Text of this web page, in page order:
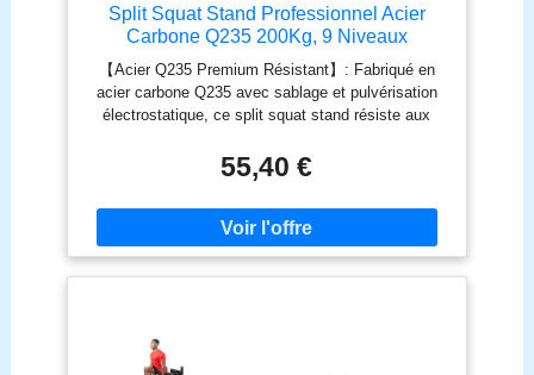
Split Squat Stand Professionnel Acier
Carbone Q235 200Kg, 9 Niveaux
Réglables Musculation Jambes Fentes
Bulgares, Salle Sport Maison Fitness
Extérieur Charge Lourde Stable
rembourrage confortable
【Acier Q235 Premium Résistant】: Fabriqué en
acier carbone Q235 avec sablage et pulvérisation
électrostatique, ce split squat stand résiste aux
supporte jusqu'à 200kg/440,92lbs, garantissant une
durabilité exceptionnelle pour votre entraînement
musculation jambes quotidien en toute sécurité. 【9
Niveaux Réglables Précision】: Équipé de 9
niveaux de réglage hauteur et boulon de verrouillage
rapide, ce support squat unilatéral s'adapte à toutes
optimale pour maximiser l'efficacité de vos fentes
bulgares et squats profonds. 【Entraînement
55,40 €